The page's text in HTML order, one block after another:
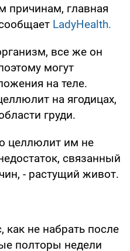
причинам, главная
LadyHealth.
все же он
могут
на теле.
на ягодицах,
груди.
целлюлит им не
связанный
- растущий живот.
как не набрать после
полторы недели